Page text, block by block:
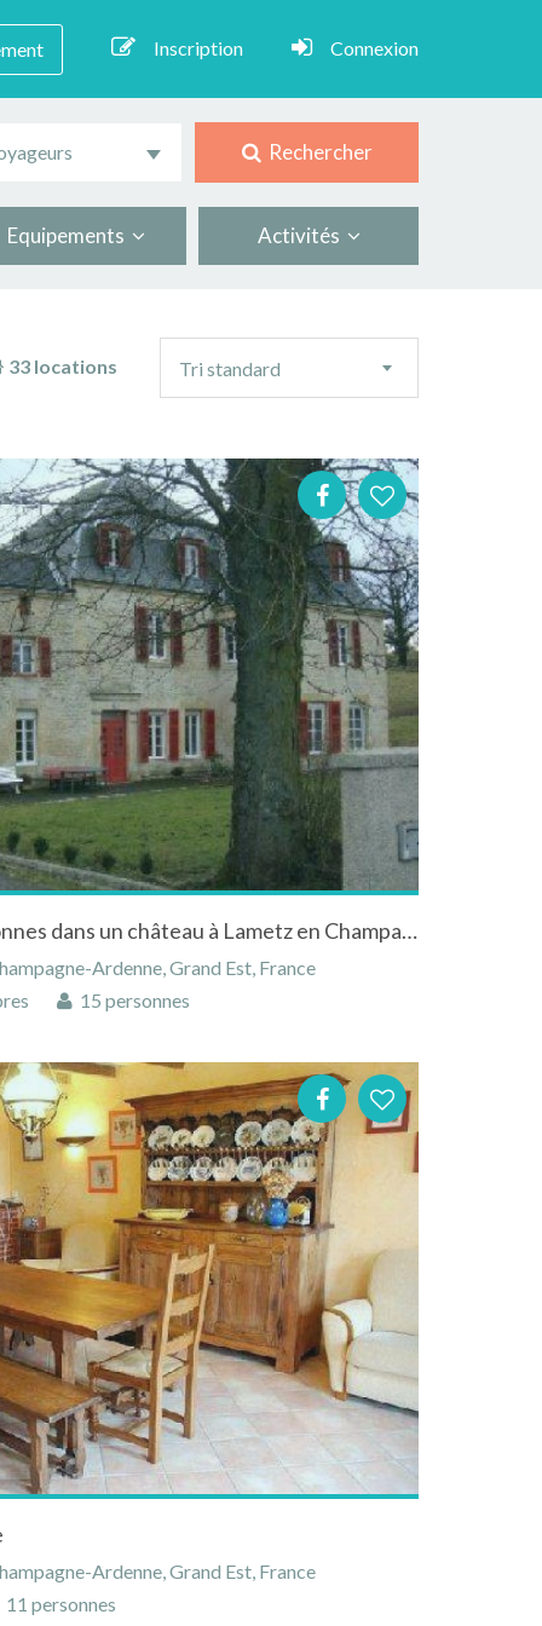
Inscription Connexion
Rechercher
Equipements Activités
33 locations
tri
Tri standard
Appartement pour 15 personnes dans un château à Lametz en Champagne-Ardenne
Ardenne, Grand Est, France
15 personnes
Ardenne, Grand Est, France
personnes